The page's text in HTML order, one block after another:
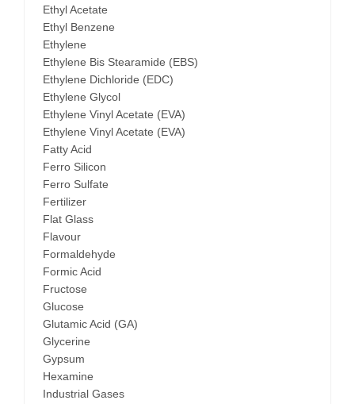
Ethyl Acetate
Ethyl Benzene
Ethylene
Ethylene Bis Stearamide (EBS)
Ethylene Dichloride (EDC)
Ethylene Glycol
Ethylene Vinyl Acetate (EVA)
Ethylene Vinyl Acetate (EVA)
Fatty Acid
Ferro Silicon
Ferro Sulfate
Fertilizer
Flat Glass
Flavour
Formaldehyde
Formic Acid
Fructose
Glucose
Glutamic Acid (GA)
Glycerine
Gypsum
Hexamine
Industrial Gases